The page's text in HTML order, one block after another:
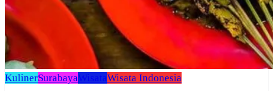
KulinerSurabayaWisataWisata Indonesia